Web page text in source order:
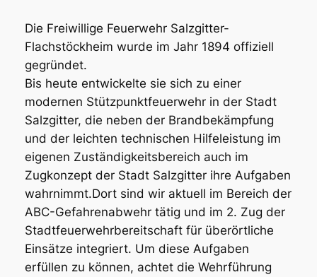
Die Freiwillige Feuerwehr Salzgitter-
Flachstöckheim wurde im Jahr 1894 offiziell
gegründet.
Bis heute entwickelte sie sich zu einer
modernen Stützpunktfeuerwehr in der Stadt
Salzgitter, die neben der Brandbekämpfung
und der leichten technischen Hilfeleistung im
eigenen Zuständigkeitsbereich auch im
Zugkonzept der Stadt Salzgitter ihre Aufgaben
wahrnimmt.Dort sind wir aktuell im Bereich der
ABC-Gefahrenabwehr tätig und im 2. Zug der
Stadtfeuerwehrbereitschaft für überörtliche
Einsätze integriert. Um diese Aufgaben
erfüllen zu können, achtet die Wehrführung